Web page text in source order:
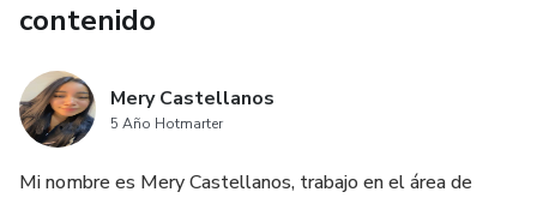
contenido
Mery Castellanos
5 Año Hotmarter
Mi nombre es Mery Castellanos, trabajo en el área de